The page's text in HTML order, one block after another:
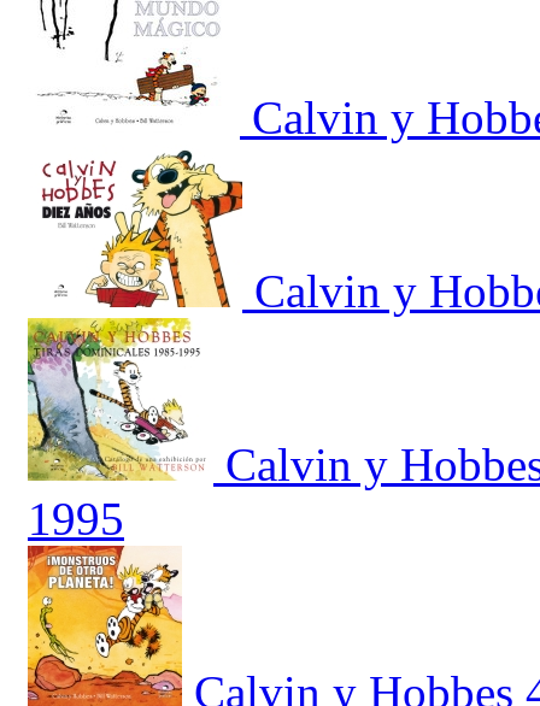
Calvin y
Calvin y
Calvin y
1995
Calvin y Hobbes